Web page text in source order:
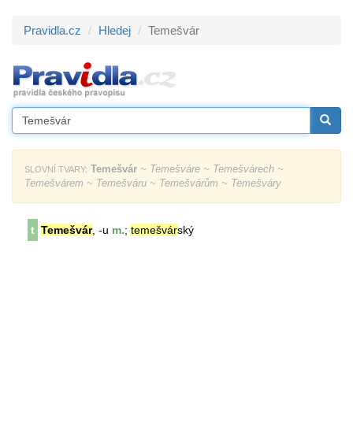
Pravidla.cz Hledej Temešvár
SLOVNÍ TVARY: Temešvár ~ Temešváre ~ Temešvárech ~
Temešvárem ~ Temešváru ~ Temešvárům ~ Temešváry
t Temešvár, -u m.; temešvárský